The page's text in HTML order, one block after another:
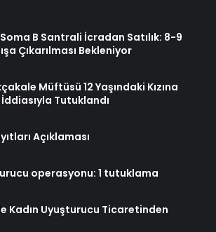
B Santrali İcradan Satılık: 8-9
Çıkarılması Bekleniyor
Müftüsü 12 Yaşındaki Kızına
Tutuklandı
Açıklaması
operasyonu: 1 tutuklama
Kadın Uyuşturucu Ticaretinden